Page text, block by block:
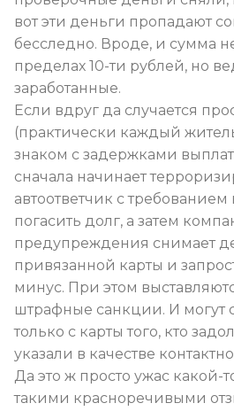
вот эти деньги пропадают
бесследно. Вроде, и сумма
пределах 10-ти рублей, но
заработанные.
Если вдруг да случается
(практически каждый
знаком с задержками
сначала начинает
автоответчик с
погасить долг, а затем
предупреждения снимает
привязанной карты и
минус. При этом
штрафные санкции. И могут
только с карты того, кто
указали в качестве
Да это ж просто ужас какой-
такими красноречивыми